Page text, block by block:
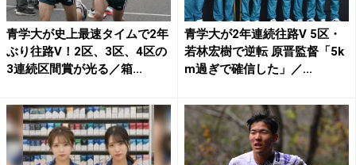
青学大が史上最速タイムで2年
ぶり往路V！2区、3区、4区の
3連続区間賞が光る／箱...
青学大が2年連続往路V 5区・
若林宏樹で逆転 原晋監督「5k
m過ぎで確信した」／...